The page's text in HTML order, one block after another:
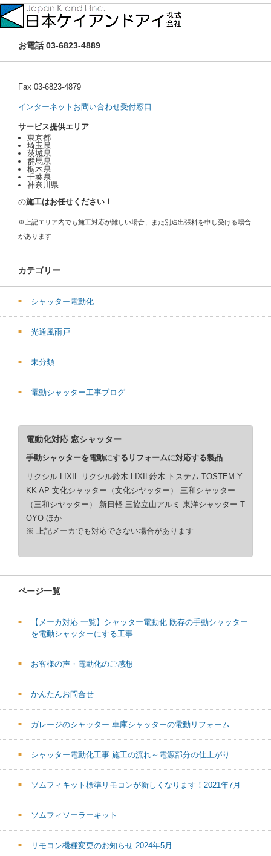
お電話 03-6823-4889
Fax 03-6823-4879
インターネットお問い合わせ受付窓口
サービス提供エリア
東京都
埼玉県
茨城県
群馬県
栃木県
千葉県
神奈川県
の施工はお任せください！
※上記エリア内でも施工対応が難しい場合、また別途出張料を申し受ける場合
があります
カテゴリー
シャッター電動化
光通風雨戸
未分類
電動シャッター工事ブログ
電動化対応 窓シャッター
手動シャッターを電動にするリフォームに対応する製品
リクシル LIXIL リクシル鈴木 LIXIL鈴木 トステム TOSTEM Y
KK AP 文化シャッター（文化シヤッター） 三和シャッター
（三和シヤッター） 新日軽 三協立山アルミ 東洋シャッター T
OYO ほか
※ 上記メーカでも対応できない場合があります
ページ一覧
【メーカ対応 一覧】シャッター電動化 既存の手動シャッター
を電動シャッターにする工事
お客様の声・電動化のご感想
かんたんお問合せ
ガレージのシャッター 車庫シャッターの電動リフォーム
シャッター電動化工事 施工の流れ～電源部分の仕上がり
ソムフィキット標準リモコンが新しくなります！2021年7月
ソムフィソーラーキット
リモコン機種変更のお知らせ 2024年5月